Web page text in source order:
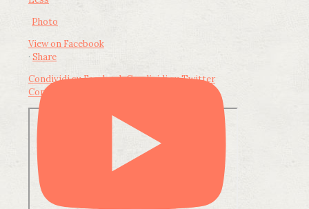
Photo
View on Facebook
· Share
Condividi su FacebookCondividi su Twitter
Condividi su LinkedIn